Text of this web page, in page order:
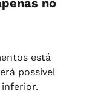
está
possível